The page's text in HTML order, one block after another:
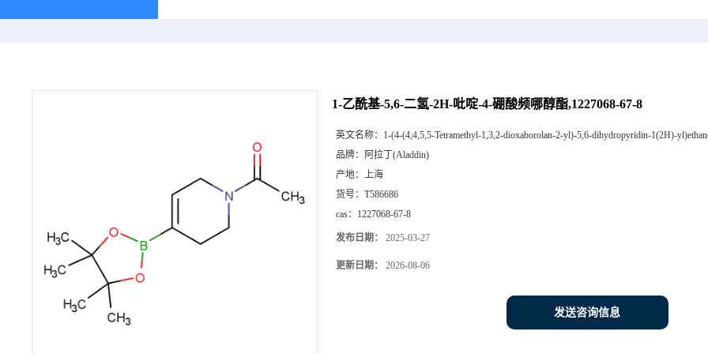
1-乙酰基-5,6-二氢-2H-吡啶-4-硼酸频哪醇酯,1227068-67-8
英文名称： 1-(4-(4,4,5,5-Tetramethyl-1,3,2-dioxaborolan-2-yl)-5,6-dihydropyridin-1(2H)-
品牌： 阿拉丁(Aladdin)
产地： 上海
货号： T586686
cas： 1227068-67-8
发布日期： 2025-03-27
更新日期： 2026-08-06
发送咨询信息